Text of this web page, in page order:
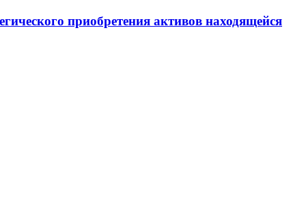
приобретения активов находящейся